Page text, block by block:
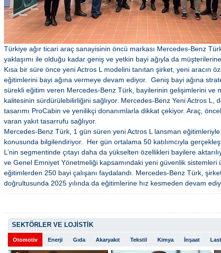
Türkiye ağır ticari araç sanayisinin öncü markası Mercedes-Benz
yaklaşımı ile olduğu kadar geniş ve yetkin bayi ağıyla da
Kısa bir süre önce yeni Actros L modelini tanıtan şirket, yeni aracın
eğitimlerini bayi ağına vermeye devam ediyor. Geniş bayi ağına
sürekli eğitim veren Mercedes-Benz Türk, bayilerinin gelişimlerini ve
kalitesinin sürdürülebilirliğini sağlıyor. Mercedes-Benz Yeni Actros L,
tasarımı ProCabin ve yenilikçi donanımlarla dikkat çekiyor. Araç,
varan yakıt tasarrufu sağlıyor.
Mercedes-Benz Türk, 1 gün süren yeni Actros L lansman eğitimleriyle
konusunda bilgilendiriyor. Her gün ortalama 50 katılımcıyla
L’nin segmentinde çıtayı daha da yükselten özellikleri bayilere
ve Genel Emniyet Yönetmeliği kapsamındaki yeni güvenlik sistemleri
eğitimlerden 250 bayi çalışanı faydalandı. Mercedes-Benz Türk,
doğrultusunda 2025 yılında da eğitimlerine hız kesmeden devam
SEKTÖRLER VE LOJİSTİK
Otomotiv Enerji Gıda Akaryakıt Tekstil Kimya İnşaat